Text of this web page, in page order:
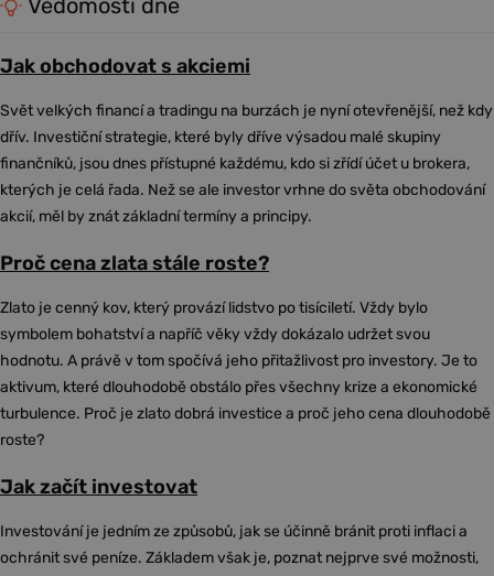
Vědomosti dne
Jak obchodovat s akciemi
Svět velkých financí a tradingu na burzách je nyní otevřenější, než kdy
dřív. Investiční strategie, které byly dříve výsadou malé skupiny
finančníků, jsou dnes přístupné každému, kdo si zřídí účet u brokera,
kterých je celá řada. Než se ale investor vrhne do světa obchodování
akcií, měl by znát základní termíny a principy.
Proč cena zlata stále roste?
Zlato je cenný kov, který provází lidstvo po tisíciletí. Vždy bylo
symbolem bohatství a napříč věky vždy dokázalo udržet svou
hodnotu. A právě v tom spočívá jeho přitažlivost pro investory. Je to
aktivum, které dlouhodobě obstálo přes všechny krize a ekonomické
turbulence. Proč je zlato dobrá investice a proč jeho cena dlouhodobě
roste?
Jak začít investovat
Investování je jedním ze způsobů, jak se účinně bránit proti inflaci a
ochránit své peníze. Základem však je, poznat nejprve své možnosti,